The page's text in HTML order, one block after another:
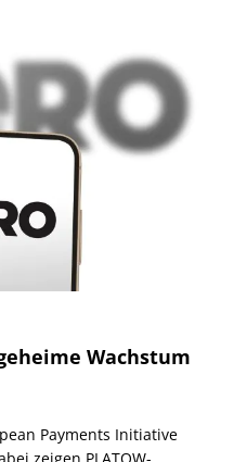
Wachstum
Payments Initiative